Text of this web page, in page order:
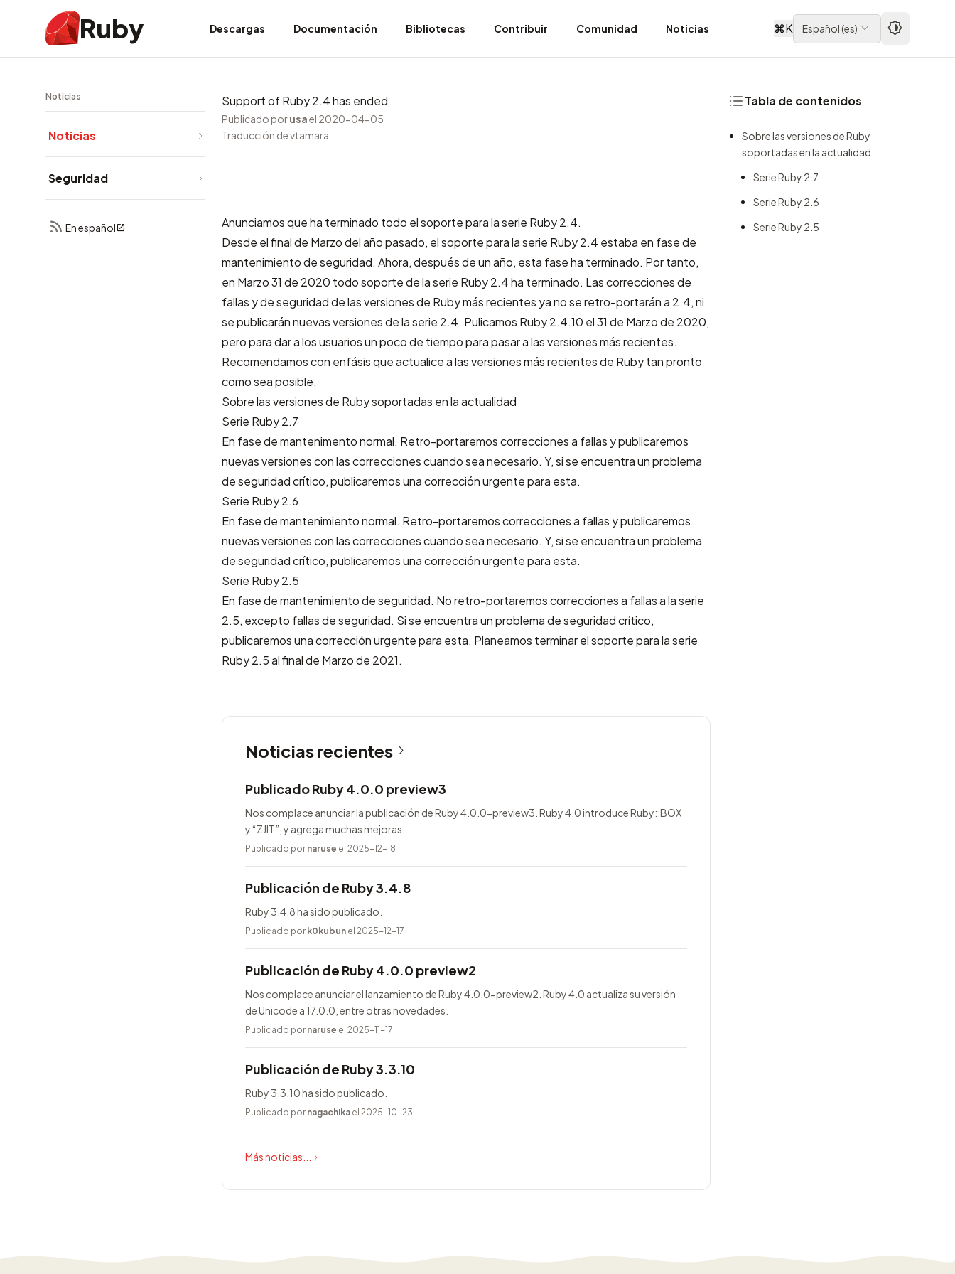
Ruby Descargas Documentación Bibliotecas Contribuir Comunidad Noticias ⌘K Español(es)
Noticias
Noticias
Seguridad
En español
Support of Ruby 2.4 has ended
Publicado porusael 2020-04-05
Traducción de vtamara
Anunciamos que ha terminado todo el soporte para la serie Ruby 2.4.
Desde el final de Marzo del año pasado, el soporte para la serie Ruby 2.4 estaba en fase de
mantenimiento de seguridad. Ahora, después de un año, esta fase ha terminado. Por tanto,
en Marzo 31 de 2020 todo soporte de la serie Ruby 2.4 ha terminado. Las correcciones de
fallas y de seguridad de las versiones de Ruby más recientes ya no se retro-portarán a 2.4, ni
se publicarán nuevas versiones de la serie 2.4. Pulicamos Ruby 2.4.10 el 31 de Marzo de 2020,
pero para dar a los usuarios un poco de tiempo para pasar a las versiones más recientes.
Recomendamos con enfásis que actualice a las versiones más recientes de Ruby tan pronto
como sea posible.
Sobre las versiones de Ruby soportadas en la actualidad
Serie Ruby 2.7
En fase de mantenimento normal. Retro-portaremos correcciones a fallas y publicaremos
nuevas versiones con las correcciones cuando sea necesario. Y, si se encuentra un problema
de seguridad crítico, publicaremos una corrección urgente para esta.
Serie Ruby 2.6
En fase de mantenimiento normal. Retro-portaremos correcciones a fallas y publicaremos
nuevas versiones con las correcciones cuando sea necesario. Y, si se encuentra un problema
de seguridad crítico, publicaremos una corrección urgente para esta.
Serie Ruby 2.5
En fase de mantenimiento de seguridad. No retro-portaremos correcciones a fallas a la serie
2.5, excepto fallas de seguridad. Si se encuentra un problema de seguridad crítico,
publicaremos una corrección urgente para esta. Planeamos terminar el soporte para la serie
Ruby 2.5 al final de Marzo de 2021.
Noticias recientes
Publicado Ruby 4.0.0 preview3
Nos complace anunciar la publicación de Ruby 4.0.0-preview3. Ruby 4.0 introduce Ruby::BOX
y “ZJIT”, y agrega muchas mejoras.
Publicado por naruse el 2025-12-18
Publicación de Ruby 3.4.8
Ruby 3.4.8 ha sido publicado.
Publicado por k0kubun el 2025-12-17
Publicación de Ruby 4.0.0 preview2
Nos complace anunciar el lanzamiento de Ruby 4.0.0-preview2. Ruby 4.0 actualiza su versión
de Unicode a 17.0.0, entre otras novedades.
Publicado por naruse el 2025-11-17
Publicación de Ruby 3.3.10
Ruby 3.3.10 ha sido publicado.
Publicado por nagachika el 2025-10-23
Más noticias...
Tabla de contenidos
Sobre las versiones de Ruby
soportadas en la actualidad
Serie Ruby 2.7
Serie Ruby 2.6
Serie Ruby 2.5